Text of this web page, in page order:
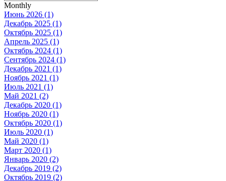
Monthly
Июнь 2026 (1)
Декабрь 2025 (1)
Октябрь 2025 (1)
Апрель 2025 (1)
Октябрь 2024 (1)
Сентябрь 2024 (1)
Декабрь 2021 (1)
Ноябрь 2021 (1)
Июль 2021 (1)
Май 2021 (2)
Декабрь 2020 (1)
Ноябрь 2020 (1)
Октябрь 2020 (1)
Июль 2020 (1)
Май 2020 (1)
Март 2020 (1)
Январь 2020 (2)
Декабрь 2019 (2)
Октябрь 2019 (2)